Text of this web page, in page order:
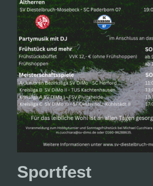
Sportfest